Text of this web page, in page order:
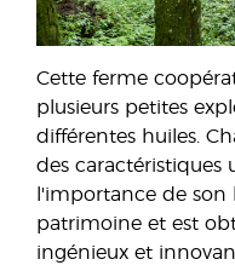
Cette ferme
plusieurs petites
différentes huiles.
des
l'importance de son
patrimoine et est
ingénieux et